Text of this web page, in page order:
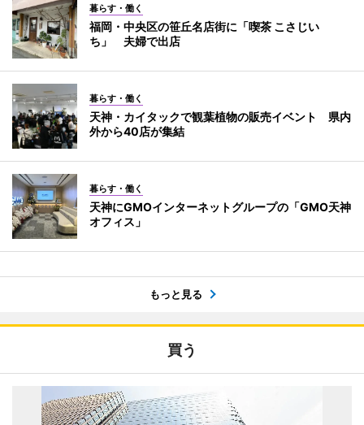
暮らす・働く
福岡・中央区の笹丘名店街に「喫茶 こさじい
ち」 夫婦で出店
暮らす・働く
天神・カイタックで観葉植物の販売イベント 県内
外から40店が集結
暮らす・働く
天神にGMOインターネットグループの「GMO天神
オフィス」
もっと見る
買う